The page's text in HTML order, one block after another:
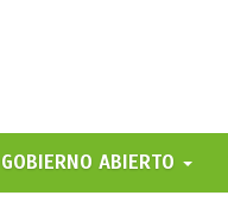
GOBIERNO ABIERTO